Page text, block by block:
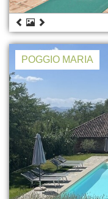
POGGIO MARIA